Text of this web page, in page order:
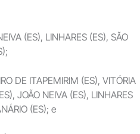
(ES), LINHARES (ES), SÃO
DE ITAPEMIRIM (ES), VITÓRIA
JOÃO NEIVA (ES), LINHARES
(ES); e